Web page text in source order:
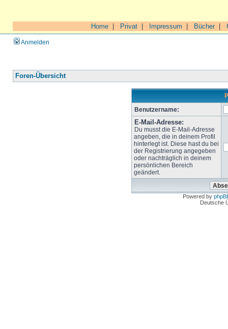
Home Privat Impressum Bücher|
Anmelden
Foren-Übersicht
Benutzername:
E-Mail-Adresse:
Du musst die E-Mail-Adresse
angeben, die in deinem Profil
hinterlegt ist. Diese hast du bei
der Registrierung angegeben
oder nachträglich in deinem
persönlichen Bereich
geändert.
Powered by
Deutsche